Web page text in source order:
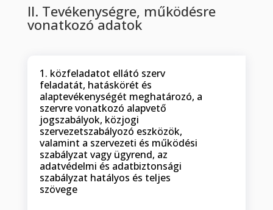
II. Tevékenységre, működésre
vonatkozó adatok
1. közfeladatot ellátó szerv
feladatát, hatáskörét és
alaptevékenységét meghatározó, a
szervre vonatkozó alapvető
jogszabályok, közjogi
szervezetszabályozó eszközök,
valamint a szervezeti és működési
szabályzat vagy ügyrend, az
adatvédelmi és adatbiztonsági
szabályzat hatályos és teljes
szövege